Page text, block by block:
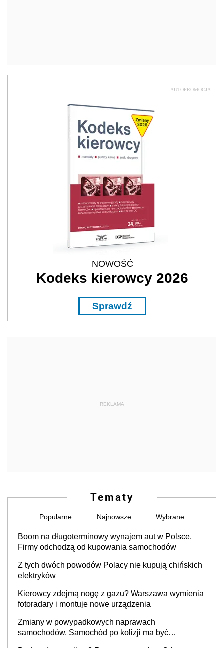
AUTOPROMOCJA
NOWOŚĆ
Kodeks kierowcy 2026
Sprawdź
REKLAMA
Tematy
Popularne Najnowsze Wybrane
Boom na długoterminowy wynajem aut w Polsce.
Firmy odchodzą od kupowania samochodów
Z tych dwóch powodów Polacy nie kupują chińskich
elektryków
Kierowcy zdejmą nogę z gazu? Warszawa wymienia
fotoradary i montuje nowe urządzenia
Zmiany w powypadkowych naprawach
samochodów. Samochód po kolizji ma być